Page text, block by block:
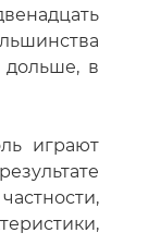
в
играют